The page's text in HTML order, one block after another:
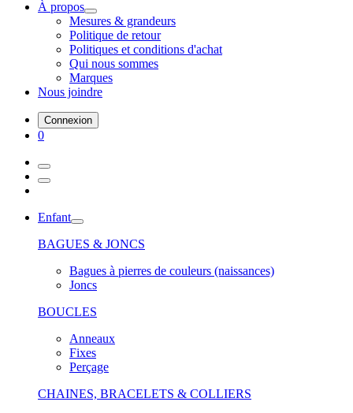
À propos
Mesures & grandeurs
Politique de retour
Politiques et conditions d'achat
Qui nous sommes
Marques
Nous joindre
Connexion
0
Enfant
BAGUES & JONCS
Bagues à pierres de couleurs (naissances)
Joncs
BOUCLES
Anneaux
Fixes
Perçage
CHAINES, BRACELETS & COLLIERS